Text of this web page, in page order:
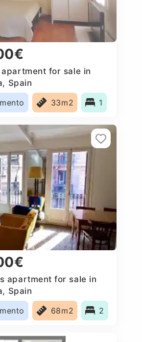
apartment for sale in
Spain
33m2 1
apartment for sale in
Spain
68m2 2